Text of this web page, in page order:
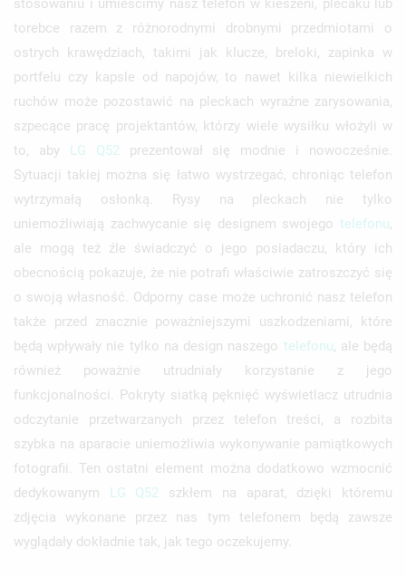
stosowaniu i umieścimy nasz telefon w kieszeni, plecaku lub
torebce razem z różnorodnymi drobnymi przedmiotami o
ostrych krawędziach, takimi jak klucze, breloki, zapinka w
portfelu czy kapsle od napojów, to nawet kilka niewielkich
ruchów może pozostawić na pleckach wyraźne zarysowania,
szpecące pracę projektantów, którzy wiele wysiłku włożyli w
to, aby LG Q52prezentował się modnie i nowocześnie.
Sytuacji takiej można się łatwo wystrzegać, chroniąc telefon
wytrzymałą osłonką. Rysy na pleckach nie tylko
uniemożliwiają zachwycanie się designem swojego telefonu,
ale mogą też źle świadczyć o jego posiadaczu, który ich
obecnością pokazuje, że nie potrafi właściwie zatroszczyć się
o swoją własność. Odporny case może uchronić nasz telefon
także przed znacznie poważniejszymi uszkodzeniami, które
będą wpływały nie tylko na design naszego telefonu, ale będą
również poważnie utrudniały korzystanie z jego
funkcjonalności. Pokryty siatką pęknięć wyświetlacz utrudnia
odczytanie przetwarzanych przez telefon treści, a rozbita
szybka na aparacie uniemożliwia wykonywanie pamiątkowych
fotografii. Ten ostatni element można dodatkowo wzmocnić
dedykowanym LG Q52 szkłem na aparat, dzięki któremu
zdjęcia wykonane przez nas tym telefonem będą zawsze
wyglądały dokładnie tak, jak tego oczekujemy.